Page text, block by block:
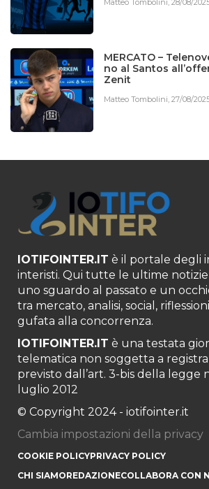
Matteo Tombolini,28/08/
MERCATO –
no al Santos
Zenit
Matteo Tombolini,27/08/
IOTIFOINTER.IT è il portale degli
interisti. Qui tutte le ultime notizie
uno sguardo al passato e un
tra mercato, analisi, social,
gufata alla concorrenza.
IOTIFOINTER.IT è una testata
telematica non soggetta a
previsto dall’art. 3-bis della legge
luglio 2012
© Copyright 2024 - iotifointer.it
Cambia impostazioni della privacy
COOKIE POLICYPRIVACY POLICY
CHI SIAMOREDAZIONECOLLABORA CON